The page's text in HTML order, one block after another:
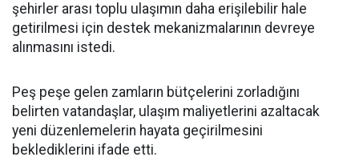
şehirler arası toplu ulaşımın daha erişilebilir hale
getirilmesi için destek mekanizmalarının devreye
alınmasını istedi.
Peş peşe gelen zamların bütçelerini zorladığını
belirten vatandaşlar, ulaşım maliyetlerini azaltacak
yeni düzenlemelerin hayata geçirilmesini
beklediklerini ifade etti.